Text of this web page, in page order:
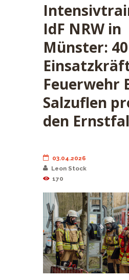
IdF NRW in
Münster: 40
Feuerwehr
Salzuflen
den
03.04.2026
Leon Stock
170